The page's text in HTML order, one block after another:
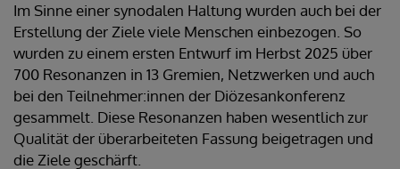
Im Sinne einer synodalen Haltung wurden auch bei der
Erstellung der Ziele viele Menschen einbezogen. So
wurden zu einem ersten Entwurf im Herbst 2025 über
700 Resonanzen in 13 Gremien, Netzwerken und auch
bei den Teilnehmer:innen der Diözesankonferenz
gesammelt. Diese Resonanzen haben wesentlich zur
Qualität der überarbeiteten Fassung beigetragen und
die Ziele geschärft.